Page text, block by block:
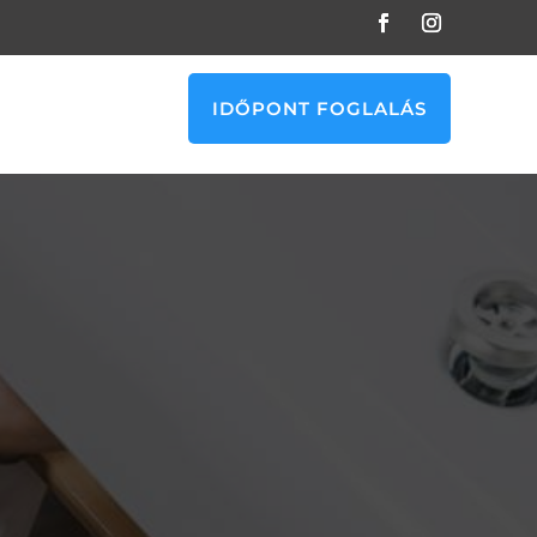
IDŐPONT FOGLALÁS